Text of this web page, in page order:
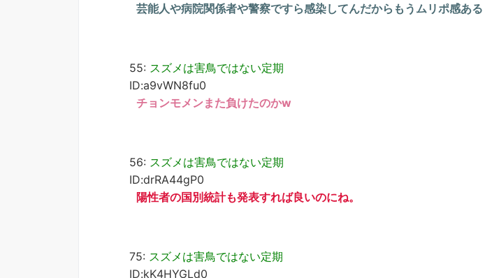
芸能人や病院関係者や警察ですら感染してんだからもうムリポ感ある
55: スズメは害鳥ではない定期
ID:a9vWN8fu0
チョンモメンまた負けたのかw
56: スズメは害鳥ではない定期
ID:drRA44gP0
陽性者の国別統計も発表すれば良いのにね。
75: スズメは害鳥ではない定期
ID:kK4HYGLd0